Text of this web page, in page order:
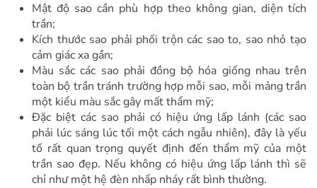
Mật độ sao cần phù hợp theo không gian, diện tích
trần;
Kích thước sao phải phối trộn các sao to, sao nhỏ tạo
cảm giác xa gần;
Màu sắc các sao phải đồng bộ hóa giống nhau trên
toàn bộ trần tránh trường hợp mỗi sao, mỗi mảng trần
một kiểu màu sắc gây mất thẩm mỹ;
Đặc biệt các sao phải có hiệu ứng lấp lánh (các sao
phải lúc sáng lúc tối một cách ngẫu nhiên), đây là yếu
tố rất quan trọng quyết định đến thẩm mỹ của một
trần sao đẹp. Nếu không có hiệu ứng lấp lánh thì sẽ
chỉ như một hệ đèn nhấp nháy rất bình thường.